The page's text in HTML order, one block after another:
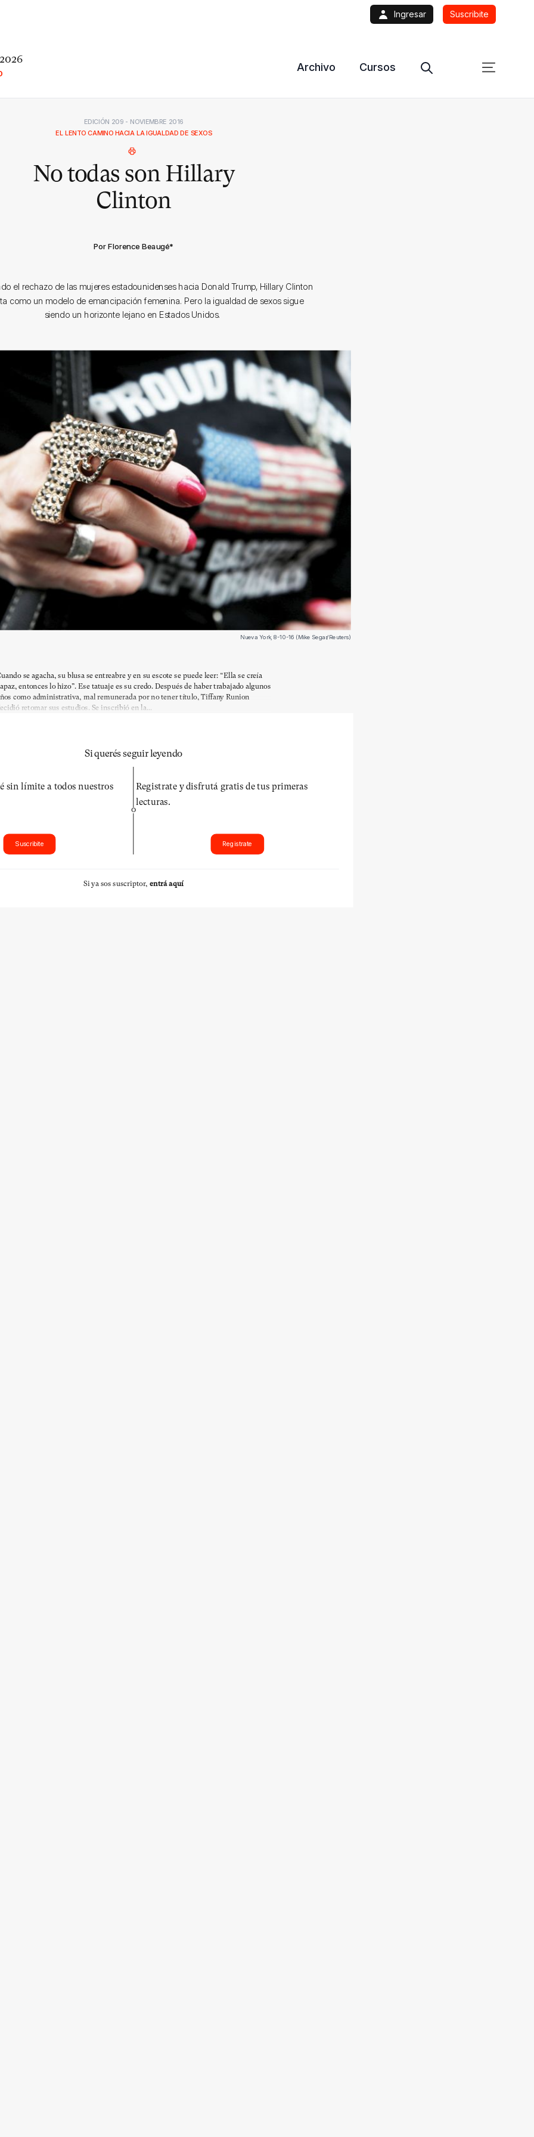
Ingresar Suscribite
Archivo Cursos
EDICIÓN 209 - NOVIEMBRE 2016
EL LENTO CAMINO HACIA LA IGUALDAD DE SEXOS
No todas son Hillary
Clinton
Por Florence Beaugé*
el rechazo de las mujeres estadounidenses hacia Donald Trump, Hillary Clinton
como un modelo de emancipación femenina. Pero la igualdad de sexos sigue
siendo un horizonte lejano en Estados Unidos.
Nueva York, 8-10-16 (Mike Segar/Reuters)
se agacha, su blusa se entreabre y en su escote se puede leer: “Ella se creía
entonces lo hizo”. Ese tatuaje es su credo. Después de haber trabajado algunos
como administrativa, mal remunerada por no tener título, Tiffany Runion
retomar sus estudios. Se inscribió en la...
Si querés seguir leyendo
sin límite a todos nuestros
Suscribite
O
Registrate y disfrutá gratis de tus primeras
lecturas.
Registrate
Si ya sos suscriptor, entrá aquí